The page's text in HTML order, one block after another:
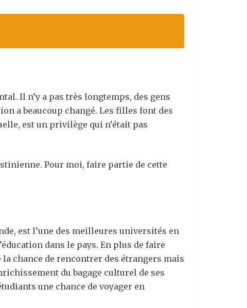
Il n’y a pas très longtemps, des gens
a beaucoup changé. Les filles font des
est un privilège qui n’était pas
Pour moi, faire partie de cette
est l’une des meilleures universités en
dans le pays. En plus de faire
chance de rencontrer des étrangers mais
du bagage culturel de ses
une chance de voyager en